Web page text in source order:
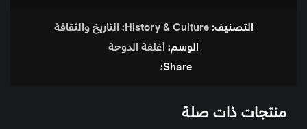
التصنيف: History & Culture: التاريخ والثقافة
الوسم: أغلفة الدوحة
Share:
منتجات ذات صلة